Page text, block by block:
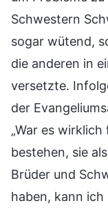
Schwestern
sogar wütend,
die anderen in
versetzte.
der
„War es
bestehen, sie
Brüder und
haben, kann